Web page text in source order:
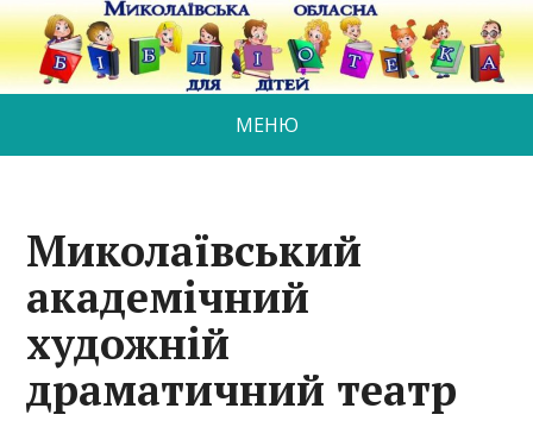
МЕНЮ
Миколаївський
академічний
художній
драматичний театр